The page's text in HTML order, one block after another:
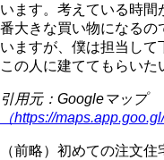
います。考えている時
番大きな買い物になるの
いますが、僕は担当して
この人に建ててもらいた
引用元：Googleマップ
（https://
（前略）初めての注文